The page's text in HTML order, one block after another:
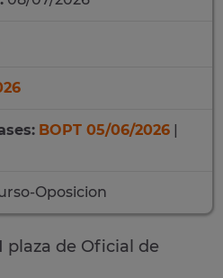
BOPT 05/06/2026 |
Oposicion
plaza de Oficial de